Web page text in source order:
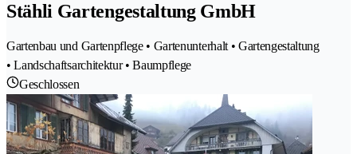
Stähli Gartengestaltung GmbH
Gartenbau und Gartenpflege • Gartenunterhalt • Gartengestaltung
• Landschaftsarchitektur • Baumpflege
Geschlossen